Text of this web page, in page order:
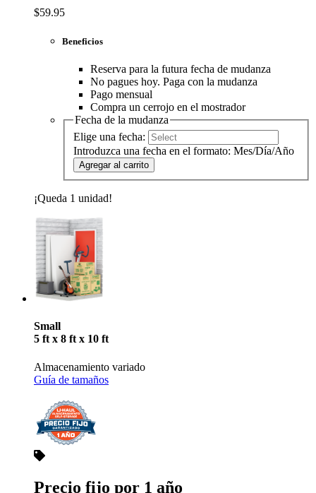
$59.95
Beneficios
Reserva para la futura fecha de mudanza
No pagues hoy. Paga con la mudanza
Pago mensual
Compra un cerrojo en el mostrador
Fecha de la mudanza
Elige una fecha:
Introduzca una fecha en el formato: Mes/Día/Año
Agregar al carrito
¡Queda 1 unidad!
Small
5 ft x 8 ft x 10 ft
Almacenamiento variado
Guía de tamaños
Precio fijo por 1 año